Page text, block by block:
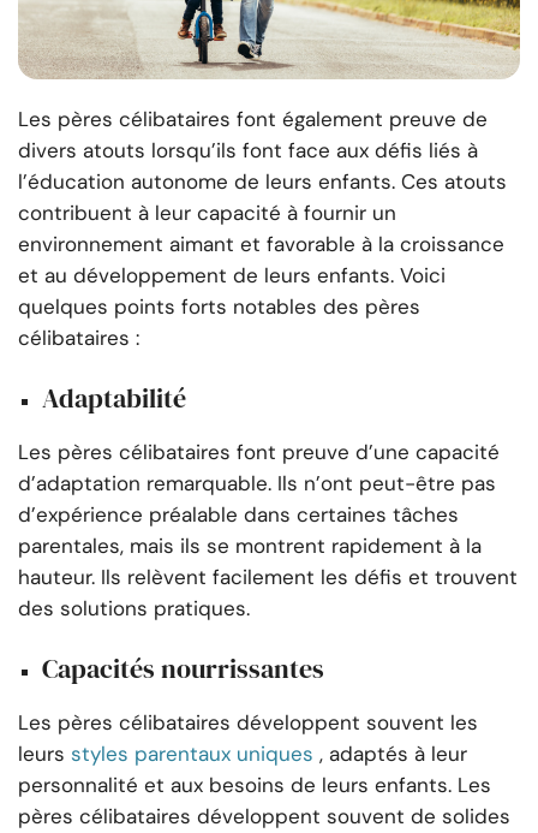
Les pères célibataires font également preuve de
divers atouts lorsqu’ils font face aux défis liés à
l’éducation autonome de leurs enfants. Ces atouts
contribuent à leur capacité à fournir un
environnement aimant et favorable à la croissance
et au développement de leurs enfants. Voici
quelques points forts notables des pères
célibataires :
Adaptabilité
Les pères célibataires font preuve d’une capacité
d’adaptation remarquable. Ils n’ont peut-être pas
d’expérience préalable dans certaines tâches
parentales, mais ils se montrent rapidement à la
hauteur. Ils relèvent facilement les défis et trouvent
des solutions pratiques.
Capacités nourrissantes
Les pères célibataires développent souvent les
leurs styles parentaux uniques , adaptés à leur
personnalité et aux besoins de leurs enfants. Les
pères célibataires développent souvent de solides